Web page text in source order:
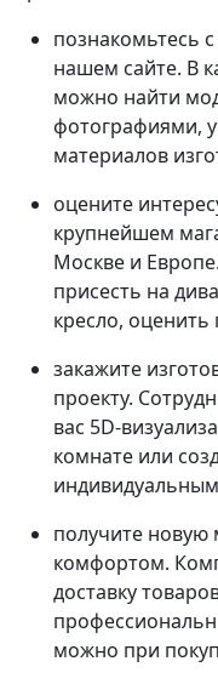
познакомьтесь
нашем сайте. В
можно найти
фотографиями,
материалов
оцените
крупнейшем
Москве и
присесть на
кресло, оценить
закажите
проекту.
вас 5D-
комнате или
получите новую
комфортом.
доставку
можно при